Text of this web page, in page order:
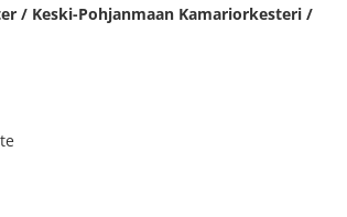
/ Keski-Pohjanmaan Kamariorkesteri /